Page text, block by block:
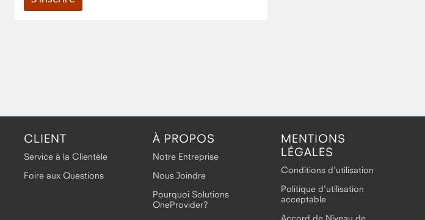
CLIENT
Service à la Clientèle
Foire aux Questions
À PROPOS
Notre Entreprise
Nous Joindre
Pourquoi Solutions
OneProvider?
MENTIONS
LÉGALES
Conditions d'utilisation
Politique d'utilisation
acceptable
Accord de Niveau de